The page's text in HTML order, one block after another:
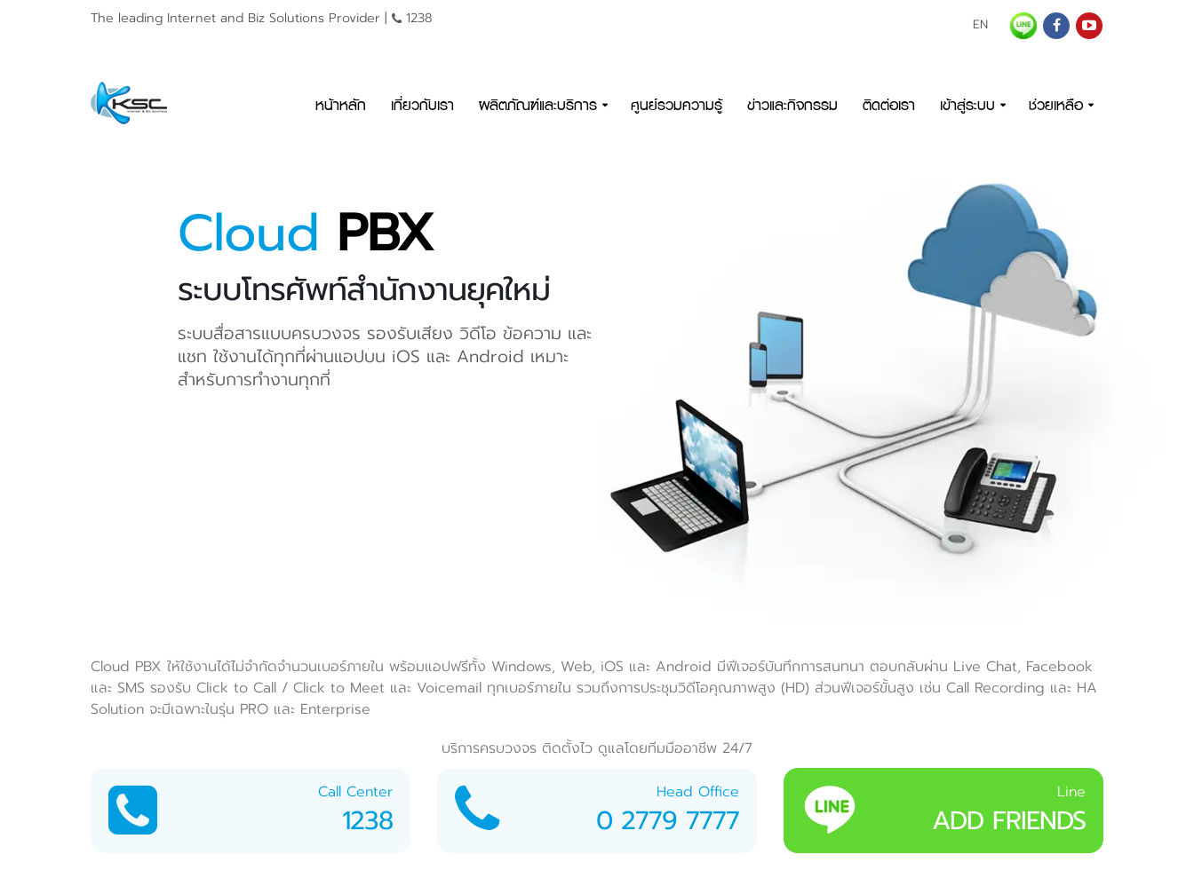
The leading Internet and Biz Solutions Provider | 1238 EN
หน้าหลัก เกี่ยวกับเรา ผลิตภัณฑ์และบริการ ศูนย์รวมความรู้ ข่าวและกิจกรรม ติดต่อเรา เข้าสู่ระบบ ช่วยเหลือ
Cloud PBX
ระบบโทรศัพท์สำนักงานยุคใหม่
ระบบสื่อสารแบบครบวงจร รองรับเสียง วิดีโอ ข้อความ และ
แชท ใช้งานได้ทุกที่ผ่านแอปบน iOS และ Android เหมาะ
สำหรับการทำงานทุกที่
Cloud PBX ให้ใช้งานได้ไม่จำกัดจำนวนเบอร์ภายใน พร้อมแอปฟรีทั้ง Windows, Web, iOS และ Android มีฟีเจอร์บันทึกการสนทนา ตอบกลับผ่าน Live Chat, Facebook
และ SMS รองรับ Click to Call / Click to Meet และ Voicemail ทุกเบอร์ภายใน รวมถึงการประชุมวิดีโอคุณภาพสูง (HD) ส่วนฟีเจอร์ขั้นสูง เช่น Call Recording และ HA
Solution จะมีเฉพาะในรุ่น PRO และ Enterprise
บริการครบวงจร ติดตั้งไว ดูแลโดยทีมมืออาชีพ 24/7
Call Center
1238
Head Office
0 2779 7777
Line
ADD FRIENDS